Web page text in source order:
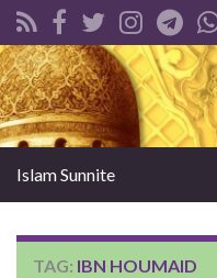
Search for:
Islam Sunnite
TAG: IBN HOUMAID